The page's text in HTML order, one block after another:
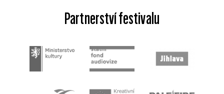
Partnerství festivalu